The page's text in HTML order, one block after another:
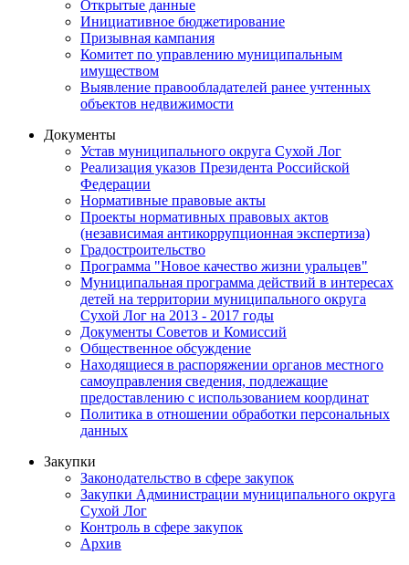
Открытые данные
Инициативное бюджетирование
Призывная кампания
Комитет по управлению муниципальным
имуществом
Выявление правообладателей ранее учтенных
объектов недвижимости
Документы
Устав муниципального округа Сухой Лог
Реализация указов Президента Российской
Федерации
Нормативные правовые акты
Проекты нормативных правовых актов
(независимая антикоррупционная экспертиза)
Градостроительство
Программа "Новое качество жизни уральцев"
Муниципальная программа действий в интересах
детей на территории муниципального округа
Сухой Лог на 2013 - 2017 годы
Документы Советов и Комиссий
Общественное обсуждение
Находящиеся в распоряжении органов местного
самоуправления сведения, подлежащие
предоставлению с использованием координат
Политика в отношении обработки персональных
данных
Закупки
Законодательство в сфере закупок
Закупки Администрации муниципального округа
Сухой Лог
Контроль в сфере закупок
Архив